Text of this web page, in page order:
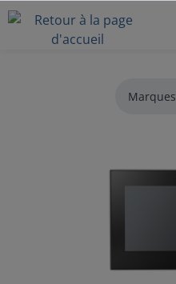
Marques